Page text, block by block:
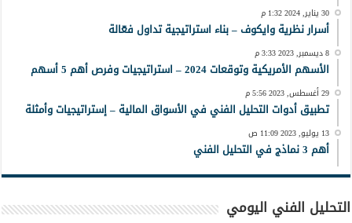
30 يناير, 2024 1:32 م
أسرار نظرية وايكوف – بناء استراتيجية تداول فعّالة
8 ديسمبر, 2023 3:33 م
الأسهم الأمريكية وتوقعات 2024 – استراتيجيات وفرص أهم 5 أسهم
29 أغسطس, 2023 5:56 م
تطبيق أدوات التحليل الفني في الأسواق المالية – إستراتيجيات وأمثلة
13 يوليو, 2023 11:09 ص
أهم 3 نماذج في التحليل الفني
التحليل الفني اليومي